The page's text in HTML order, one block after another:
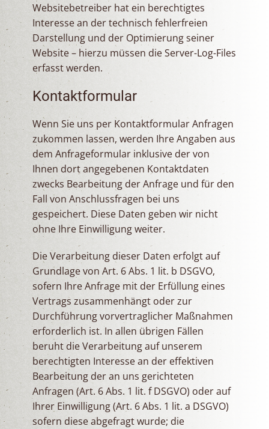
Websitebetreiber hat ein berechtigtes
Interesse an der technisch fehlerfreien
Darstellung und der Optimierung seiner
Website – hierzu müssen die Server-Log-Files
erfasst werden.
Kontaktformular
Wenn Sie uns per Kontaktformular Anfragen
zukommen lassen, werden Ihre Angaben aus
dem Anfrageformular inklusive der von
Ihnen dort angegebenen Kontaktdaten
zwecks Bearbeitung der Anfrage und für den
Fall von Anschlussfragen bei uns
gespeichert. Diese Daten geben wir nicht
ohne Ihre Einwilligung weiter.
Die Verarbeitung dieser Daten erfolgt auf
Grundlage von Art. 6 Abs. 1 lit. b DSGVO,
sofern Ihre Anfrage mit der Erfüllung eines
Vertrags zusammenhängt oder zur
Durchführung vorvertraglicher Maßnahmen
erforderlich ist. In allen übrigen Fällen
beruht die Verarbeitung auf unserem
berechtigten Interesse an der effektiven
Bearbeitung der an uns gerichteten
Anfragen (Art. 6 Abs. 1 lit. f DSGVO) oder auf
Ihrer Einwilligung (Art. 6 Abs. 1 lit. a DSGVO)
sofern diese abgefragt wurde; die